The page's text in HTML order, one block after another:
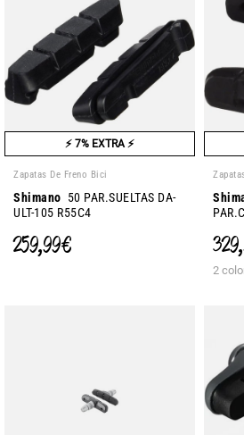
⚡ 7% EXTRA ⚡
Zapatas De Freno Bici
Shimano 50 PAR.SUELTAS DA-
ULT-105 R55C4
259,99 €
2